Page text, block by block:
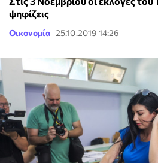
ψηφίζεις
Οικονομία 25.10.2019 14:26